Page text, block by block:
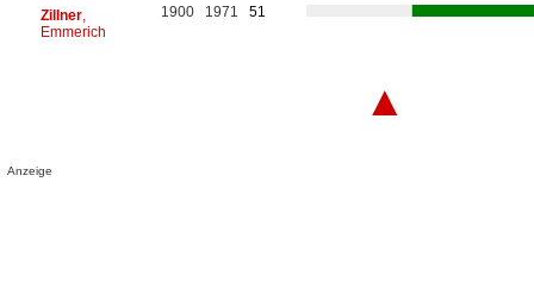
Zillner,
Emmerich
1900 1971 51
▲
Anzeige